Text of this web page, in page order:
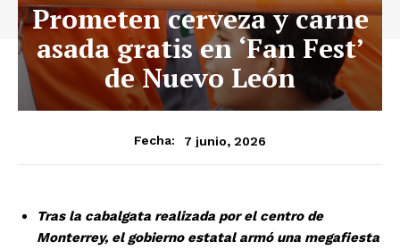
Prometen cerveza y carne
asada gratis en ‘Fan Fest’
de Nuevo León
Fecha: 7 junio, 2026
Tras la cabalgata realizada por el centro de
Monterrey, el gobierno estatal armó una megafiesta